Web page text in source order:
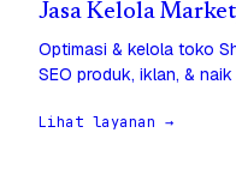
Jasa Kelola
Optimasi & kelola toko
SEO produk, iklan, &
Lihat layanan →